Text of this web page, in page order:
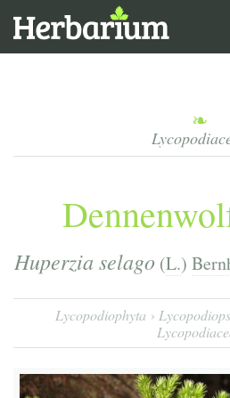
Huperzia selago(L.)
Lycopodiophyta